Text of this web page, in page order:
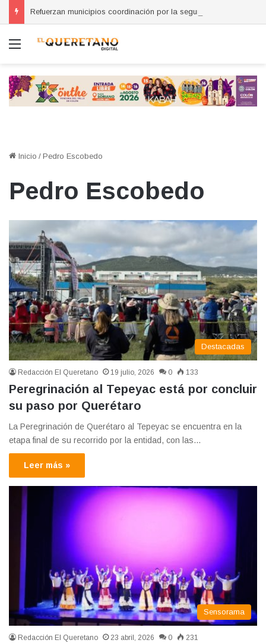
Menú
Inicio / Pedro Escobedo
Pedro Escobedo
Destacadas
Redacción El Queretano 19 julio, 2026 0 133
Peregrinación al Tepeyac está por concluir
su paso por Querétaro
La Peregrinación de Querétaro al Tepeyac se encuentra en la
etapa final de su recorrido por la entidad, con las…
Leer más »
Sensorama
Redacción El Queretano 23 abril, 2026 0 231